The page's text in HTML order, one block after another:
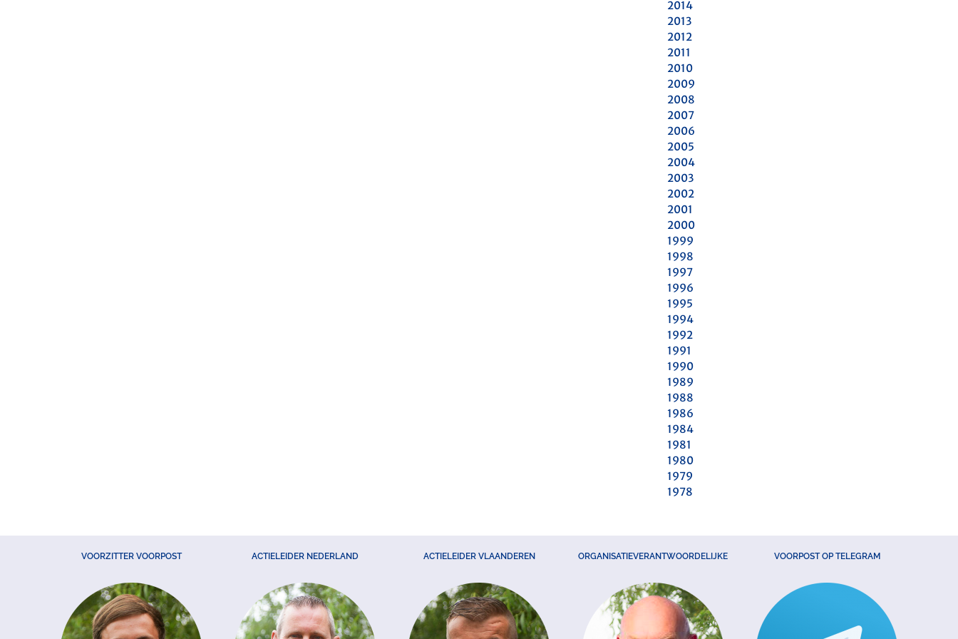
2014
2013
2012
2011
2010
2009
2008
2007
2006
2005
2004
2003
2002
2001
2000
1999
1998
1997
1996
1995
1994
1992
1991
1990
1989
1988
1986
1984
1981
1980
1979
1978
VOORZITTER VOORPOST ACTIELEIDER NEDERLAND ACTIELEIDER VLAANDEREN ORGANISATIEVERANTWOORDELIJKE VOORPOST OP TELEGRAM